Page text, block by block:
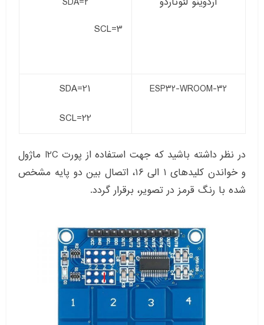
SCL=3
ESP32-WROOM-32
SDA=21
SCL=22
در نظر داشته باشید که جهت استفاده از پورت I2C ماژول
و خواندن کلیدهای ۱ الی ۱۶، اتصال بین دو پایه مشخص
شده با رنگ قرمز در تصویر، برقرار گردد.